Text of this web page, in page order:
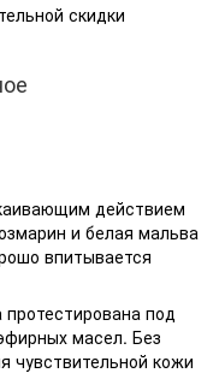
скидки
действием
и белая мальва
впитывается
под
масел. Без
чувствительной кожи